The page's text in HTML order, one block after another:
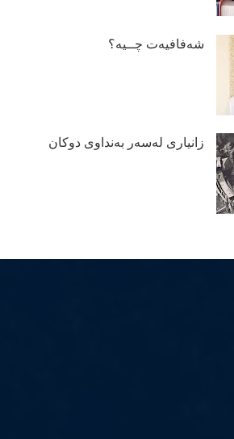
شەفافیەت چــیە؟
زانیاری لەسەر بەنداوی دوكان